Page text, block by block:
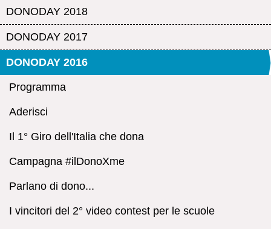
DONODAY 2018
DONODAY 2017
DONODAY 2016
Programma
Aderisci
Il 1° Giro dell'Italia che dona
Campagna #ilDonoXme
Parlano di dono...
I vincitori del 2° video contest per le scuole